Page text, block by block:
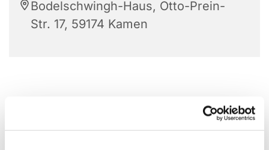
Bodelschwingh-Haus, Otto-Prein-
Str. 17, 59174 Kamen